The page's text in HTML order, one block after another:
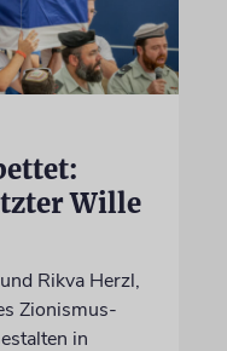
Wille
Rikva Herzl,
Zionismus-
in